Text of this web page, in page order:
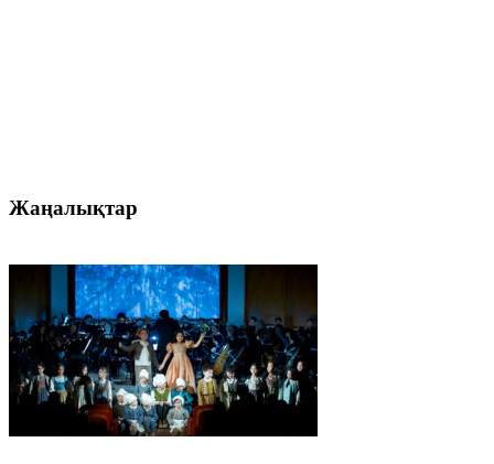
Жаңалықтар